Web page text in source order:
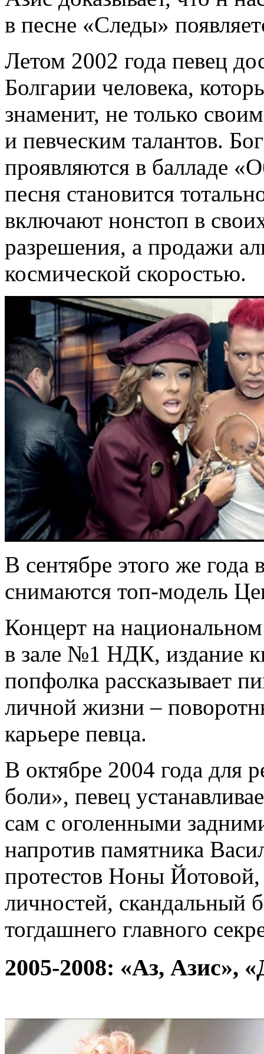
в песне «Следы»
Летом 2002 года певец
Болгарии человека,
знаменит, не только
и певческим талантов.
проявляются в балладе
песня становится
включают нонстоп в
разрешения, а продажи
космической скоростью.
В сентябре этого же
снимаются топ-модель
Концерт на
в зале №1 НДК, издание
попфолка рассказывает
личной жизни –
карьере певца.
В октябре 2004 года для
боли», певец
сам с оголенными
напротив памятника
протестов Ноны
личностей, скандальный
тогдашнего главного
2005-2008: «Аз, Азис»,